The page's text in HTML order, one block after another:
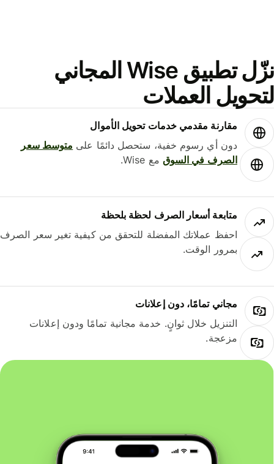
نزّل تطبيق Wise المجاني
العملات
مقارنة مقدمي خدمات تحويل الأموال
دون أي رسوم خفية، ستحصل دائمًا علىمتوسط ​​سعر
الصرف في السوقمع Wise.
متابعة أسعار الصرف لحظة بلحظة
احفظ عملاتك المفضلة للتحقق من كيفية تغير سعر الصرف
بمرور الوقت.
مجاني تمامًا، دون إعلانات
التنزيل خلال ثوانٍ. خدمة مجانية تمامًا ودون إعلانات
مزعجة.